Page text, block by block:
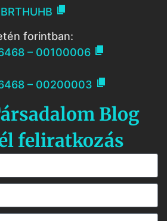

forintban:
– 00100006 
– 00200003 
Blog
feliratkozás